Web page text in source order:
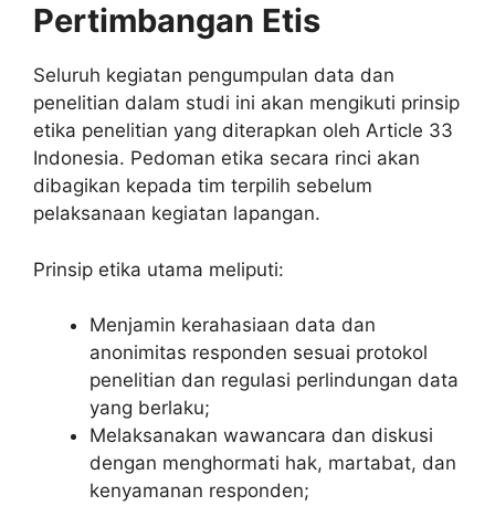
Pertimbangan Etis
Seluruh kegiatan pengumpulan data dan
penelitian dalam studi ini akan mengikuti prinsip
etika penelitian yang diterapkan oleh Article 33
Indonesia. Pedoman etika secara rinci akan
dibagikan kepada tim terpilih sebelum
pelaksanaan kegiatan lapangan.
Prinsip etika utama meliputi:
Menjamin kerahasiaan data dan
anonimitas responden sesuai protokol
penelitian dan regulasi perlindungan data
yang berlaku;
Melaksanakan wawancara dan diskusi
dengan menghormati hak, martabat, dan
kenyamanan responden;